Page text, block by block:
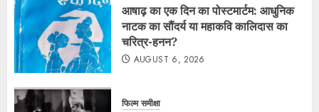
आषाढ़ का एक दिन का पोस्टमार्टम: आधुनिक
नाटक का सौंदर्य या महाकवि कालिदास का
चरित्र-हनन?
AUGUST 6, 2026
फिल्म समीक्षा